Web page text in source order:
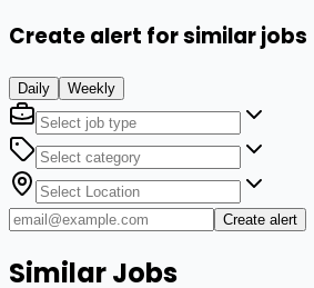
Create alert for similar jobs
Daily Weekly
Create alert
Similar Jobs